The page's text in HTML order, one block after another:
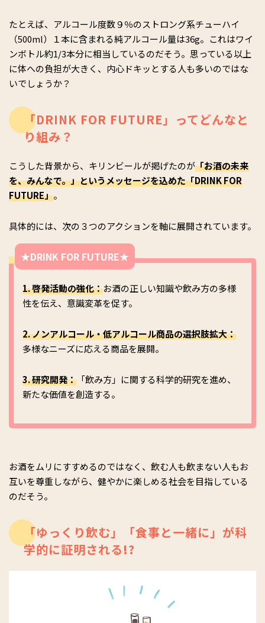
たとえば、アルコール度数９％のストロング系チューハイ
（500ml）１本に含まれる純アルコール量は36g。これはワイ
ンボトル約1/3本分に相当しているのだそう。思っている以上
に体への負担が大きく、内心ドキッとする人も多いのではな
いでしょうか？
「DRINK FOR FUTURE」ってどんなと
り組み？
こうした背景から、キリンビールが掲げたのが「お酒の未来
を、みんなで。」というメッセージを込めた「DRINK FOR
FUTURE」。
具体的には、次の３つのアクションを軸に展開されています。
★DRINK FOR FUTURE★
1. 啓発活動の強化：お酒の正しい知識や飲み方の多様
性を伝え、意識変革を促す。
2. ノンアルコール・低アルコール商品の選択肢拡大：
多様なニーズに応える商品を展開。
3. 研究開発： 「飲み方」に関する科学的研究を進め、
新たな価値を創造する。
お酒をムリにすすめるのではなく、飲む人も飲まない人もお
互いを尊重しながら、健やかに楽しめる社会を目指している
のだそう。
「ゆっくり飲む」「食事と一緒に」が科
学的に証明される!?